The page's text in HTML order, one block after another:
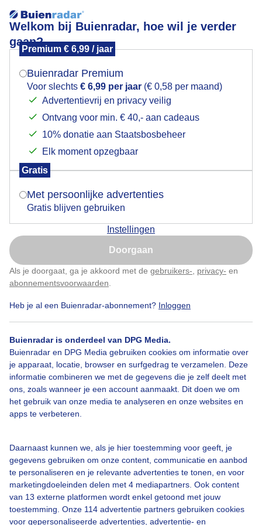
Welkom bij Buienradar, hoe wil je verder
gaan?
Premium € 6,99 / jaar
Buienradar Premium
Voor slechts € 6,99 per jaar (€ 0,58 per maand)
Advertentievrij en privacy veilig
Ontvang voor min. € 40,- aan cadeaus
10% donatie aan Staatsbosbeheer
Elk moment opzegbaar
Gratis
Met persoonlijke advertenties
Gratis blijven gebruiken
Instellingen
Doorgaan
Als je doorgaat, ga je akkoord met de gebruikers- privacy- en
abonnementsvoorwaarden
Heb je al een Buienradar-abonnement? Inloggen
Buienradar is onderdeel van DPG Media.
Buienradar en DPG Media gebruiken cookies om informatie over
je apparaat, locatie, browser en surfgedrag te verzamelen. Deze
informatie combineren we met de gegevens die je zelf deelt met
ons, zoals wanneer je een account aanmaakt. Dit doen we om
het gebruik van onze media te analyseren en onze websites en
apps te verbeteren.
Daarnaast kunnen we, als je hier toestemming voor geeft, je
gegevens gebruiken om onze content, communicatie en aanbod
te personaliseren en je relevante advertenties te tonen, en voor
marketingdoeleinden delen met 4 mediapartners. Ook content
van 13 externe platformen wordt enkel getoond met jouw
toestemming. Onze 114 advertentie partners gebruiken cookies
voor gepersonaliseerde advertenties, advertentie- en
lesy
Een moment geduld aub...
Populaire categorieën
Lente
Zomer
Over Buienradar
Bedrijfsgegevens
Veelgestelde vragen
Contact
Toegankelijkheid
Buienradar Team
Privacy beleid
Cookie beleid
Privacy instellingen
Mogen we je locatie gebruiken voor het
Indien je hier nog geen akkoord op hebt gegeven,
verschijnt er zo een pop-up uit je browser waarin
Is goed, toon de popup
Nu niet, misschien later
Klik hierom dit aan te passen